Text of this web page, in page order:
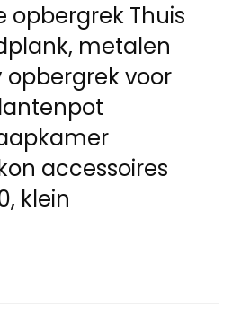
opbergrek Thuis
metalen
voor
accessoires
klein